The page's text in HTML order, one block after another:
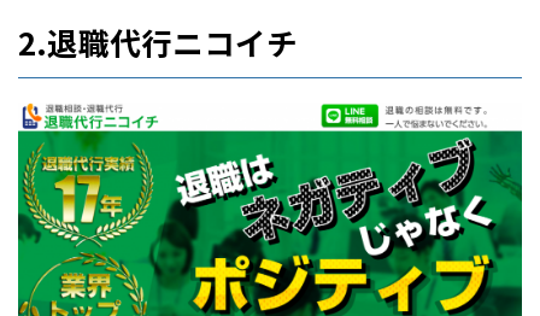
2.退職代行ニコイチ